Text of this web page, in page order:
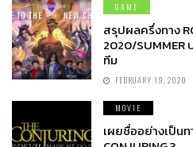
GAME
สรุปผลครึ่งทาง
2020/SUMMER
ทีม
FEBRUARY 19, 2020
MOVIE
เผยชื่ออย่างเป็นท